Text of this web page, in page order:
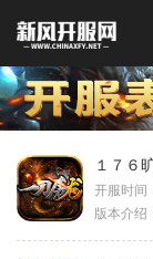
１７６
开服时间
版本介绍